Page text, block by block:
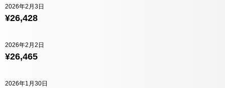
¥26,428
2026年2月3日
¥26,465
2026年2月2日
2026年1月30日